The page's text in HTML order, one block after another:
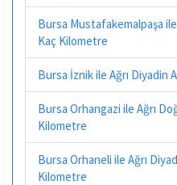
Bursa Mustafakemalpaşa
Kaç Kilometre
Bursa İznik ile Ağrı Diyadin
Bursa Orhangazi ile Ağrı
Kilometre
Bursa Orhaneli ile Ağrı
Kilometre